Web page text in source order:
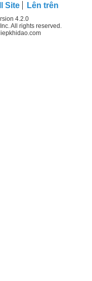
Site Lên trên
4.2.0
All rights reserved.